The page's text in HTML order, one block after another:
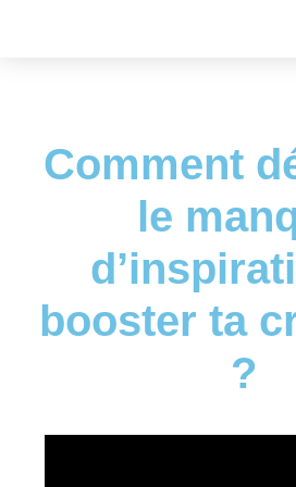
Comment
le
booster ta
?